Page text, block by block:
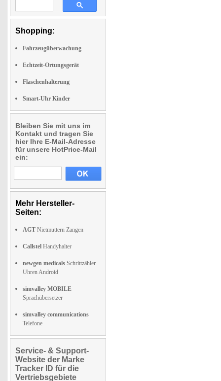
Shopping:
Fahrzeugüberwachung
Echtzeit-Ortungsgerät
Flaschenhalterung
Smart-Uhr Kinder
Bleiben Sie mit uns im
Kontakt und tragen Sie
hier Ihre E-Mail-Adresse
für unsere HotPrice-Mail
ein:
Mehr Hersteller-
Seiten:
AGT Nietmuttern Zangen
Callstel Handyhalter
newgen medicals Schrittzähler
Uhren Android
simvalley MOBILE
Sprachübersetzer
simvalley communications
Telefone
Service- & Support-
Website der Marke
Tracker ID für die
Vertriebsgebiete